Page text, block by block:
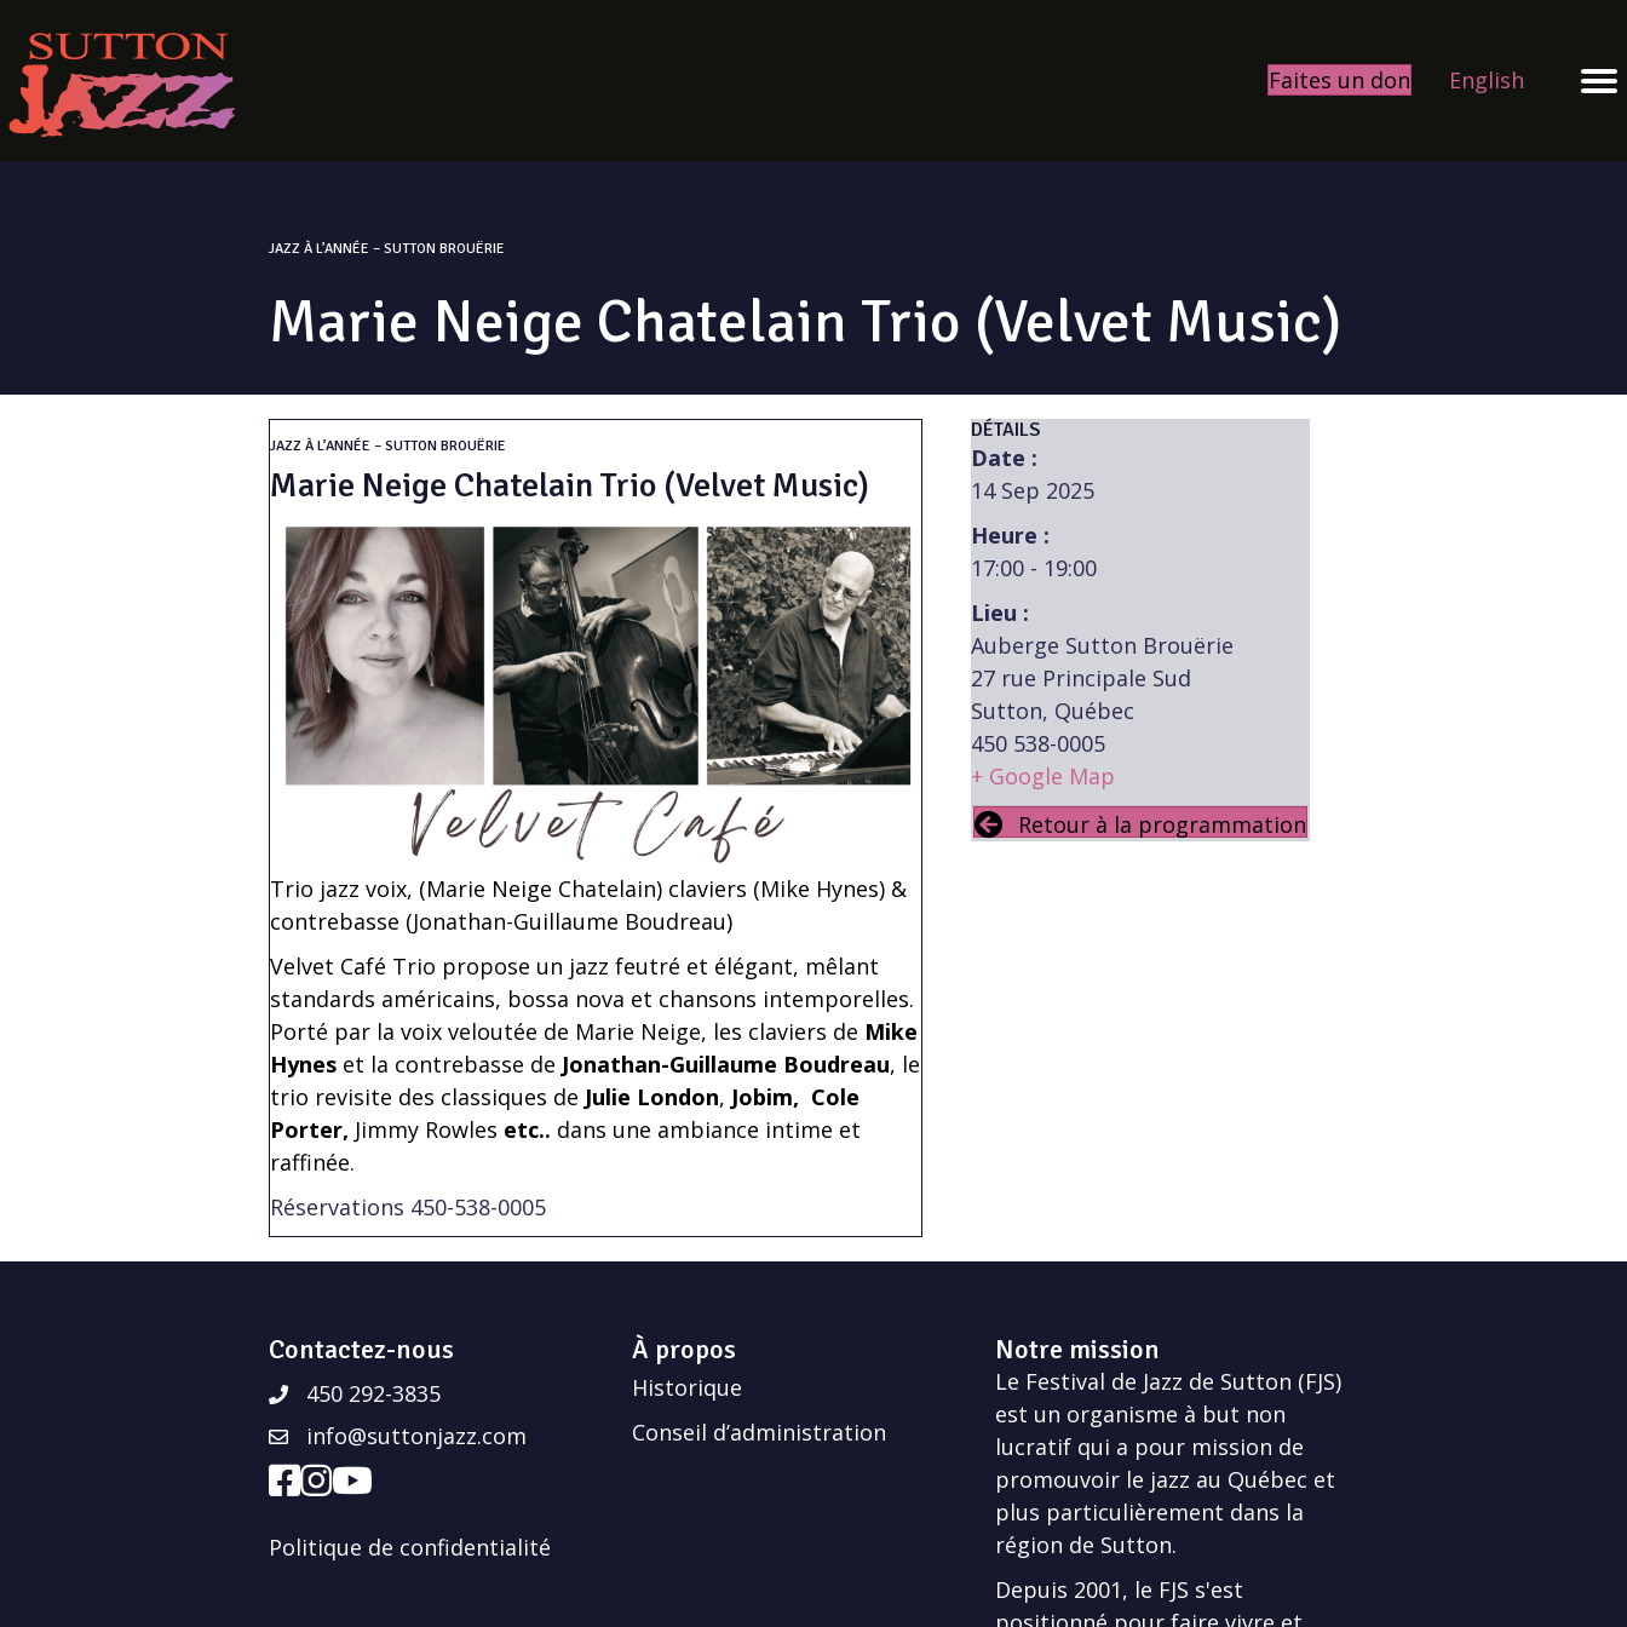
Faites un don English
JAZZ À L’ANNÉE – SUTTON BROUËRIE
Marie Neige Chatelain Trio (Velvet Music)
JAZZ À L’ANNÉE – SUTTON BROUËRIE
Marie Neige Chatelain Trio (Velvet Music)
Trio jazz voix, (Marie Neige Chatelain) claviers (Mike Hynes) &
contrebasse (Jonathan-Guillaume Boudreau)
Velvet Café Trio propose un jazz feutré et élégant, mêlant
standards américains, bossa nova et chansons intemporelles.
Porté par la voix veloutée de Marie Neige, les claviers de Mike
Hynes et la contrebasse de Jonathan-Guillaume Boudreau, le
trio revisite des classiques de Julie London, Jobim, Cole
Porter, Jimmy Rowles etc.. dans une ambiance intime et
raffinée.
Réservations 450-538-0005
DÉTAILS
Date :
14 Sep 2025
Heure :
17:00 - 19:00
Lieu :
Auberge Sutton Brouërie
27 rue Principale Sud
Sutton, Québec
450 538-0005
+ Google Map
Retour à la programmation
Contactez-nous
450 292-3835
info@suttonjazz.com
Politique de confidentialité
À propos
Historique
Conseil d’administration
Notre mission
Le Festival de Jazz de Sutton (FJS)
est un organisme à but non
lucratif qui a pour mission de
promouvoir le jazz au Québec et
plus particulièrement dans la
région de Sutton.
Depuis 2001, le FJS s'est